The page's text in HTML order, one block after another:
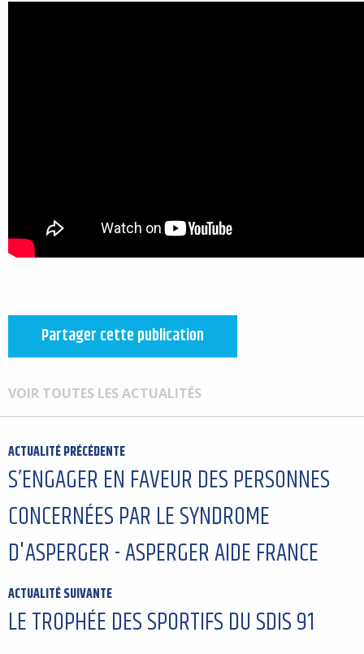
Partager cette publication
VOIR TOUTES LES ACTUALITÉS
ACTUALITÉ PRÉCÉDENTE
S’ENGAGER EN FAVEUR DES PERSONNES
CONCERNÉES PAR LE SYNDROME
D'ASPERGER - ASPERGER AIDE FRANCE
ACTUALITÉ SUIVANTE
LE TROPHÉE DES SPORTIFS DU SDIS 91